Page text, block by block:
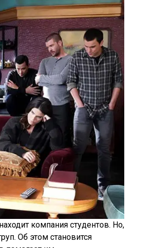
компания студентов. Но,
Об этом становится